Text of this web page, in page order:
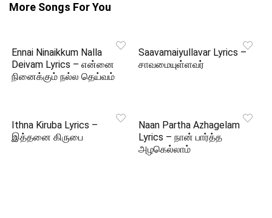
More Songs For You
Ennai Ninaikkum Nalla
Deivam Lyrics – என்னை
நினைக்கும் நல்ல தெய்வம்
Saavamaiyullavar Lyrics –
சாவமையுள்ளவர்
Ithna Kiruba Lyrics –
இத்தனை கிருபை
Naan Partha Azhagelam
Lyrics – நான் பார்த்த
அழகெல்லாம்